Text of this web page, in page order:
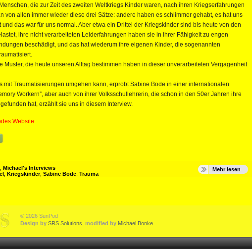
die zur Zeit des zweiten Weltkriegs Kinder waren, nach ihren Kriegserfahrungen
von allen immer wieder diese drei Sätze: andere haben es schlimmer gehabt, es hat uns
und das war für uns normal. Aber etwa ein Drittel der Kriegskinder sind bis heute von den
ihre nicht verarbeiteten Leiderfahrungen haben sie in ihrer Fähigkeit zu engen
beschädigt, und das hat wiederum ihre eigenen Kinder, die sogenannten
Muster, die heute unseren Alltag bestimmen haben in dieser unverarbeiteten Vergagenheit
mit Traumatisierungen umgehen kann, erprobt Sabine Bode in einer internationalen
Workern”, aber auch von ihrer Volksschullehrerin, die schon in den 50er Jahren ihre
hat, erzählt sie uns in diesem Interview.
Website
Michael's Interviews
Kriegskinder, Sabine Bode Trauma
Mehr lesen
© 2026 SunPod
Design by SRS Solutions modified by Michael Bonke